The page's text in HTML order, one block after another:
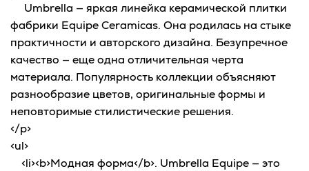
Umbrella — яркая линейка керамической плитки
фабрики Equipe Ceramicas. Она родилась на стыке
практичности и авторского дизайна. Безупречное
качество — еще одна отличительная черта
материала. Популярность коллекции объясняют
разнообразие цветов, оригинальные формы и
неповторимые стилистические решения.
</p>
<ul>
<li><b>Модная форма</b>. Umbrella Equipe — это